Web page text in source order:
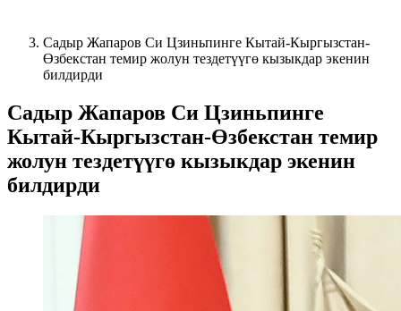
Садыр Жапаров Си Цзиньпинге Кытай-Кыргызстан-
Өзбекстан темир жолун тездетүүгө кызыкдар экенин
билдирди
Садыр Жапаров Си Цзиньпинге
Кытай-Кыргызстан-Өзбекстан темир
жолун тездетүүгө кызыкдар экенин
билдирди